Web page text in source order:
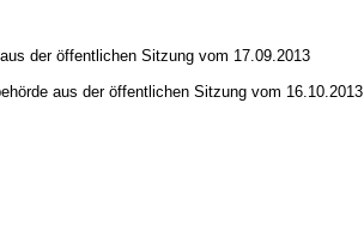
der öffentlichen Sitzung vom 17.09.2013
aus der öffentlichen Sitzung vom 16.10.2013